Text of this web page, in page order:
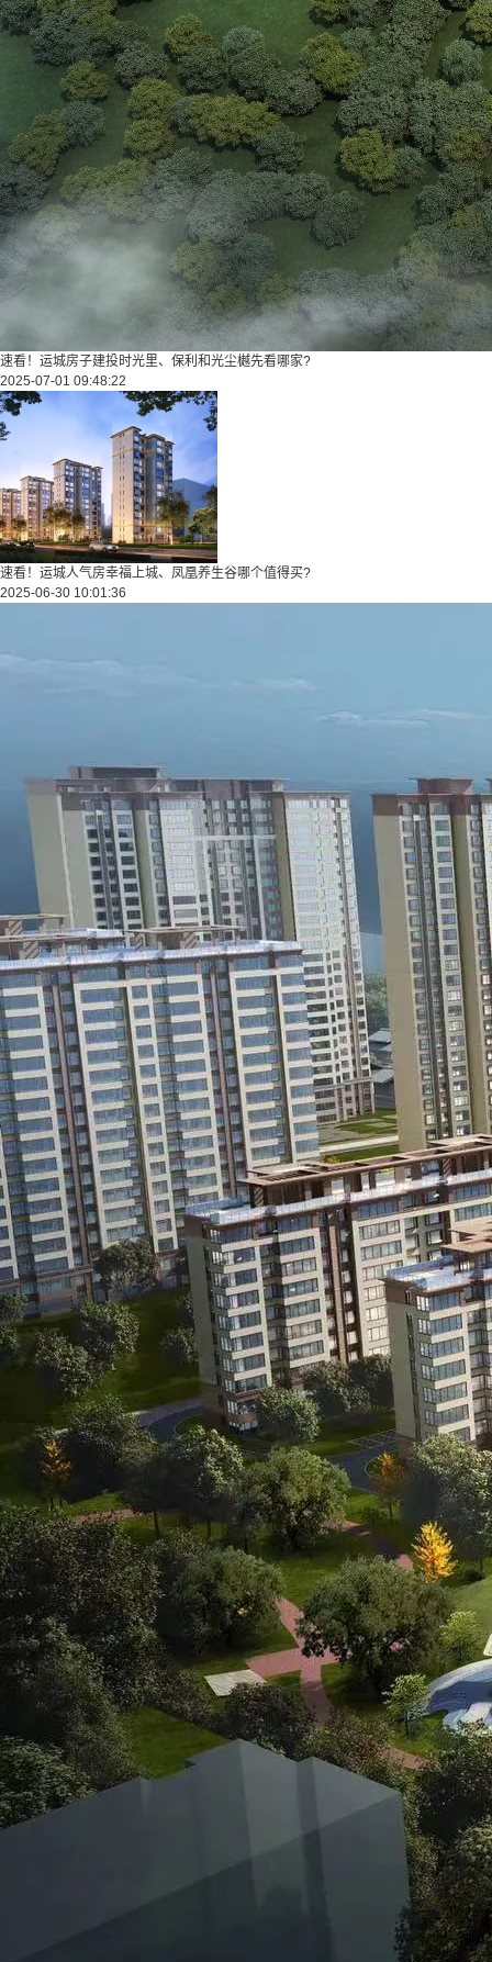
速看！运城房子建投时光里、保利和光尘樾先看哪家?
2025-07-01 09:48:22
速看！运城人气房幸福上城、凤凰养生谷哪个值得买?
2025-06-30 10:01:36